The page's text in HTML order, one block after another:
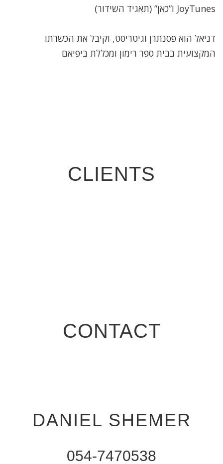
JoyTunes ו”כאן” (תאגיד השידור)
דניאל הוא פסנתרן וגיטריסט, וקיבל את הכשרתו
המקצועית בבית ספר רימון ומכללת ביפיאם
CLIENTS
CONTACT
DANIEL SHEMER
054-7470538